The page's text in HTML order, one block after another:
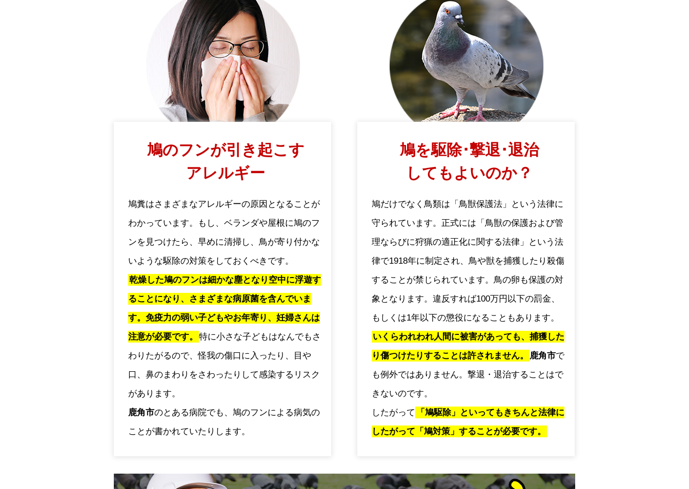
鳩のフンが引き起こす
アレルギー
鳩糞はさまざまなアレルギーの原因となることが
わかっています。もし、ベランダや屋根に鳩のフ
ンを見つけたら、早めに清掃し、鳥が寄り付かな
いような駆除の対策をしておくべきです。
乾燥した鳩のフンは細かな塵となり空中に浮遊す
ることになり、さまざまな病原菌を含んでいま
す。免疫力の弱い子どもやお年寄り、妊婦さんは
注意が必要です。
特に小さな子どもはなんでもさ
わりたがるので、怪我の傷口に入ったり、目や
口、鼻のまわりをさわったりして感染するリスク
があります。
鹿角市のとある病院でも、鳩のフンによる病気の
ことが書かれていたりします。
鳩を駆除･撃退･退治
してもよいのか？
鳩だけでなく鳥類は「鳥獣保護法」という法律に
守られています。正式には「鳥獣の保護および管
理ならびに狩猟の適正化に関する法律」という法
律で1918年に制定され、鳥や獣を捕獲したり殺傷
することが禁じられています。鳥の卵も保護の対
象となります。違反すれば100万円以下の罰金、
もしくは1年以下の懲役になることもあります。
いくらわれわれ人間に被害があっても、捕獲した
り傷つけたりすることは許されません。
鹿角市で
も例外ではありません。撃退・退治することはで
きないのです。
したがって
「鳩駆除」といってもきちんと法律に
したがって「鳩対策」することが必要です。